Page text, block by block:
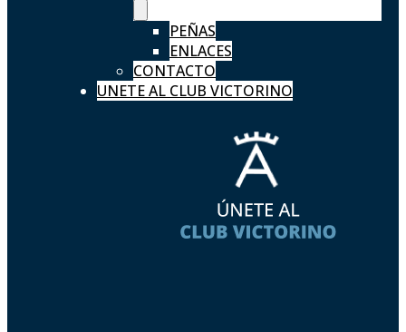
PEÑAS
ENLACES
CONTACTO
UNETE AL CLUB VICTORINO